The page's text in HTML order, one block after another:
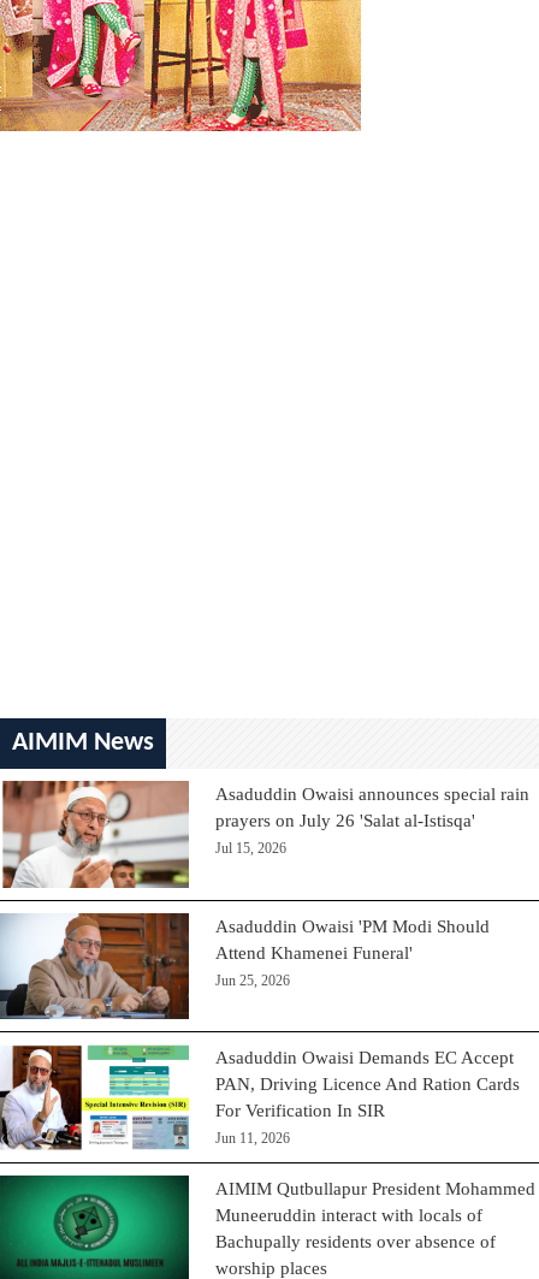
AIMIM News
Asaduddin Owaisi announces special rain
prayers on July 26 'Salat al-Istisqa'
Jul 15, 2026
Asaduddin Owaisi 'PM Modi Should
Attend Khamenei Funeral'
Jun 25, 2026
Asaduddin Owaisi Demands EC Accept
PAN, Driving Licence And Ration Cards
For Verification In SIR
Jun 11, 2026
AIMIM Qutbullapur President Mohammed
Muneeruddin interact with locals of
Bachupally residents over absence of
worship places